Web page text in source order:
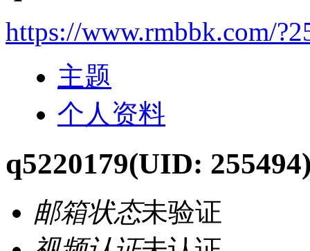
https://www.rmbbk.com/
主题
个人资料
q5220179(UID:
邮箱状态未验证